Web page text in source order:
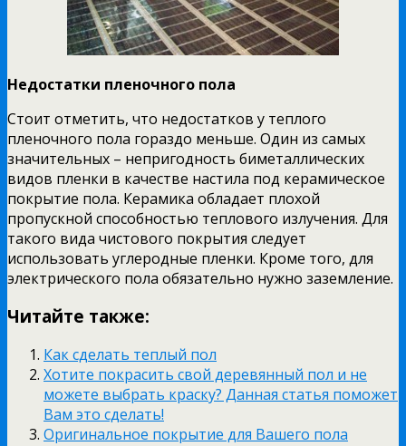
Недостатки пленочного пола
Стоит отметить, что недостатков у теплого
пленочного пола гораздо меньше. Один из самых
значительных – непригодность биметаллических
видов пленки в качестве настила под керамическое
покрытие пола. Керамика обладает плохой
пропускной способностью теплового излучения. Для
такого вида чистового покрытия следует
использовать углеродные пленки. Кроме того, для
электрического пола обязательно нужно заземление.
Читайте также:
Как сделать теплый пол
Хотите покрасить свой деревянный пол и не
можете выбрать краску? Данная статья поможет
Вам это сделать!
Оригинальное покрытие для Вашего пола